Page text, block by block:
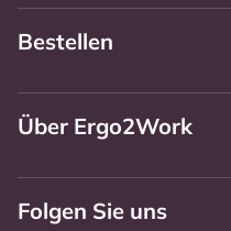
Bestellen
Über Ergo2Work
Folgen Sie uns